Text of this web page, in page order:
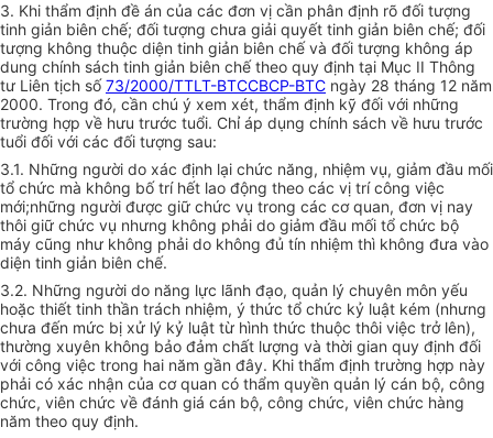
3. Khi thẩm định đề án của các đơn vị cần phân định rõ đối tượng
tinh giản biên chế; đối tượng chưa giải quyết tinh giản biên chế; đối
tượng không thuộc diện tinh giản biên chế và đối tượng không áp
dung chính sách tinh giản biên chế theo quy định tại Mục II Thông
tư Liên tịch số73/2000/TTLT-BTCCBCP-BTC ngày 28 tháng 12 năm
2000. Trong đó, cần chú ý xem xét, thẩm định kỹ đối với những
trường hợp về hưu trước tuổi. Chỉ áp dụng chính sách về hưu trước
tuổi đối với các đối tượng sau:
3.1. Những người do xác định lại chức năng, nhiệm vụ, giảm đầu mối
tổ chức mà không bố trí hết lao động theo các vị trí công việc
mới;những người được giữ chức vụ trong các cơ quan, đơn vị nay
thôi giữ chức vụ nhưng không phải do giảm đầu mối tổ chức bộ
máy cũng như không phải do không đủ tín nhiệm thì không đưa vào
diện tinh giản biên chế.
3.2. Những người do năng lực lãnh đạo, quản lý chuyên môn yếu
hoặc thiết tinh thần trách nhiệm, ý thức tổ chức kỷ luật kém (nhưng
chưa đến mức bị xử lý kỷ luật từ hình thức thuộc thôi việc trở lên),
thường xuyên không bảo đảm chất lượng và thời gian quy định đối
với công việc trong hai năm gần đây. Khi thẩm định trường hợp này
phải có xác nhận của cơ quan có thẩm quyền quản lý cán bộ, công
chức, viên chức về đánh giá cán bộ, công chức, viên chức hàng
năm theo quy định.